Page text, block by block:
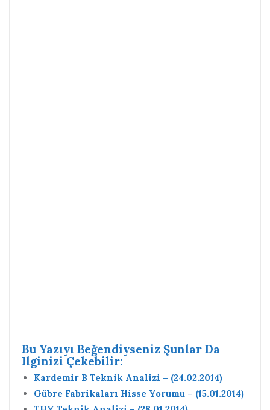
Bu Yazıyı Beğendiyseniz Şunlar Da
Ilginizi Çekebilir:
Kardemir B Teknik Analizi – (24.02.2014)
Gübre Fabrikaları Hisse Yorumu – (15.01.2014)